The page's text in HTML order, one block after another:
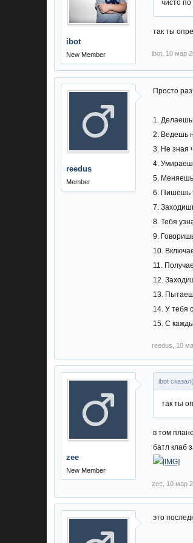
ibot
New Member
чисто
так ты
ibot 10 мар
reedus
Member
Просто
1. Делаешь
2. Ведешь
3. Не зная
4.
5.
6. Пишешь
7.
8. Тебя
9.
10.
11.
12.
13.
14. У тебя
15. С
reedus 10
zee
New Member
ibot
так ты
в том
батл клаб
zee 10 мар
это